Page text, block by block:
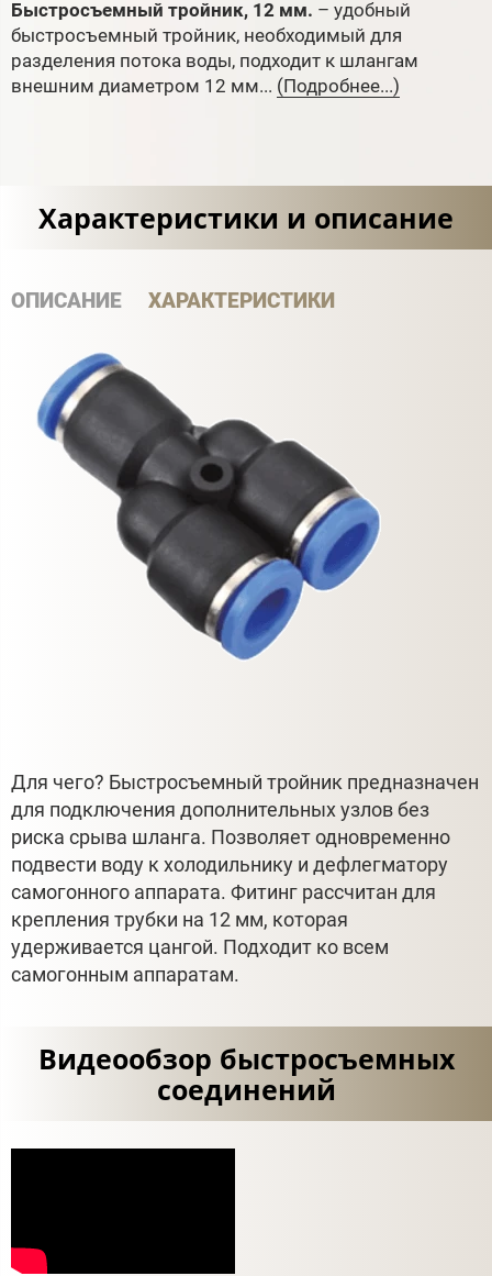
Быстросъемный тройник, 12 мм. – удобный
быстросъемный тройник, необходимый для
разделения потока воды, подходит к шлангам
внешним диаметром 12 мм... (Подробнее...)
Характеристики и описание
ОПИСАНИЕ ХАРАКТЕРИСТИКИ
Для чего? Быстросъемный тройник предназначен
для подключения дополнительных узлов без
риска срыва шланга. Позволяет одновременно
подвести воду к холодильнику и дефлегматору
самогонного аппарата. Фитинг рассчитан для
крепления трубки на 12 мм, которая
удерживается цангой. Подходит ко всем
самогонным аппаратам.
Видеообзор быстросъемных
соединений